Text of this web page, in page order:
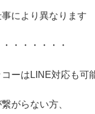
により異なります
・・・・・・・
コーはLINE対応も可
がらない方、